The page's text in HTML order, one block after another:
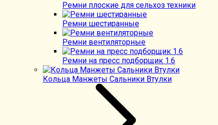
Ремни плоские для сельхоз техники
Ремни шестиранные
Ремни вентиляторные
Ремни на пресс подборщик 1.6
Кольца Манжеты Сальники Втулки